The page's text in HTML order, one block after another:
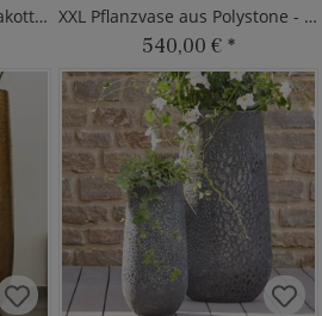
Outdoor Pflanzvase - Terrakotta - Rund XXL Pflanzvase aus Polystone - Indoor
540,00 € *